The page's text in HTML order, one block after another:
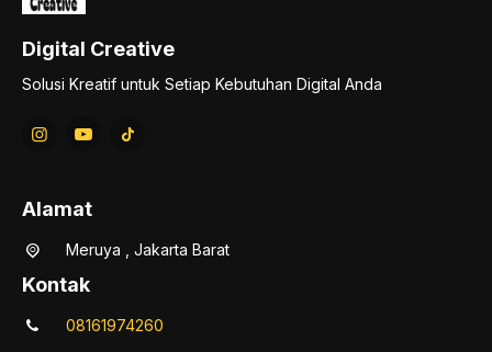
Digital Creative
Solusi Kreatif untuk Setiap Kebutuhan Digital Anda
Alamat
Meruya , Jakarta Barat
Kontak
08161974260